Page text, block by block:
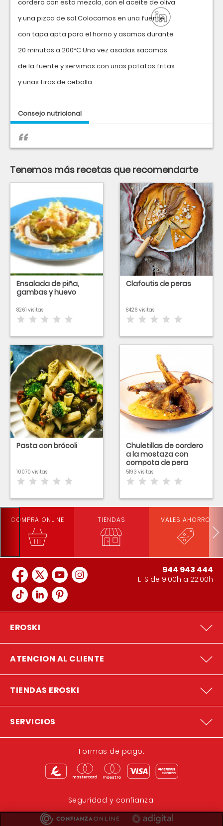
cordero con esta mezcla, con el aceite de oliva
y una pizca de sal.Colocamos en una fuente
con tapa apta para el horno y asamos durante
20 minutos a 200ºC.Una vez asadas sacamos
de la fuente y servimos con unas patatas fritas
y unas tiras de cebolla
Consejo nutricional
Tenemos más recetas que recomendarte
Ensalada de piña,
gambas y huevo
8261 visitas
Clafoutis de peras
8426 visitas
Pasta con brócoli
10070 visitas
Chuletillas de cordero
a la mostaza con
compota de pera
EROSKI NATUR
5193 visitas
COMPRA ONLINE TIENDAS VALES AHORRO
944 943 444
L-S de 9:00h a 22:00h
EROSKI
ATENCION AL CLIENTE
TIENDAS EROSKI
SERVICIOS
Formas de pago:
Seguridad y confianza: